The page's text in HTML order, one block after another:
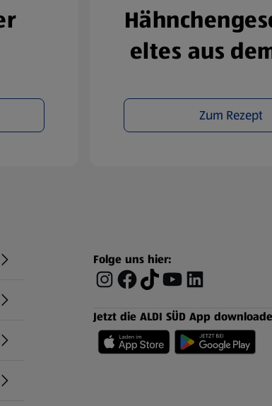
eltes aus
Zum Rezept
Folge uns hier:
Jetzt die ALDI SÜD App